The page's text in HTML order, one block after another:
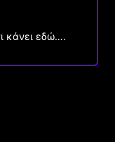
κάνει εδώ….